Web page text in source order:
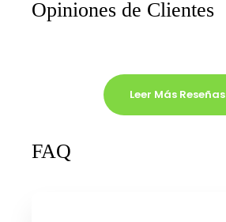
Opiniones de Clientes
Leer Más Reseñas
FAQ